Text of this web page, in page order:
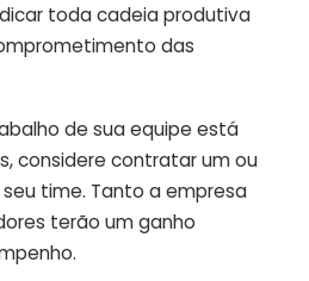
toda cadeia produtiva
das
de sua equipe está
considere contratar um ou
time. Tanto a empresa
terão um ganho